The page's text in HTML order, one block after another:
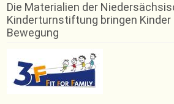
Die Materialien der
Kinderturnstiftung bringen Kinder
Bewegung